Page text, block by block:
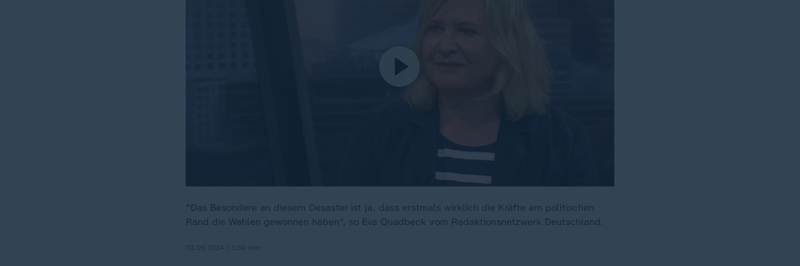
"Das Besondere an diesem Desaster ist ja, dass erstmals wirklich die Kräfte am politischen
Rand die Wahlen gewonnen haben", so Eva Quadbeck vom Redaktionsnetzwerk Deutschland.